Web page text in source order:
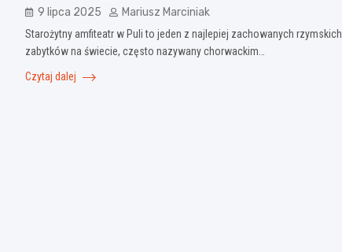
9 lipca 2025 Mariusz Marciniak
Starożytny amfiteatr w Puli to jeden z najlepiej zachowanych rzymskich
zabytków na świecie, często nazywany chorwackim…
Czytaj dalej